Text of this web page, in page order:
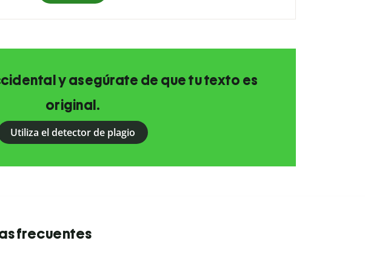
y asegúrate de que tu texto es
original.
Utiliza el detector de plagio
frecuentes